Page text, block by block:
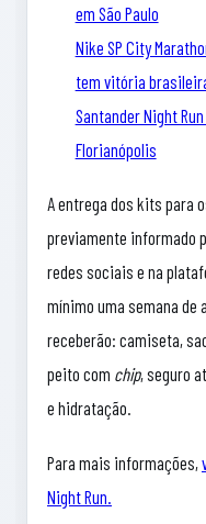
em São Paulo
Nike SP City
tem vitória
Santander Night
Florianópolis
A entrega dos kits para
previamente informado
redes sociais e na
mínimo uma semana
receberão: camiseta,
peito com chip, seguro
e hidratação.
Para mais informações,
Night Run.